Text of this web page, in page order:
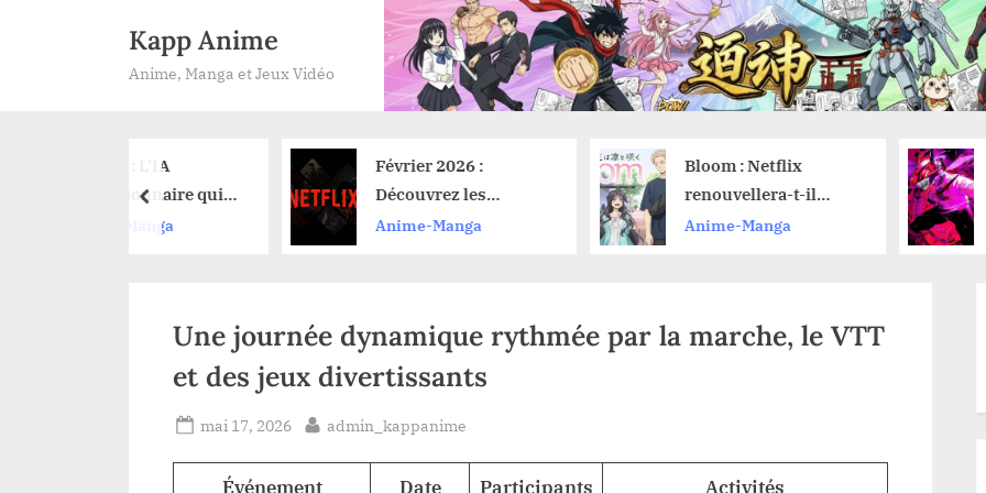
Kapp Anime
Anime, Manga et Jeux Vidéo
Février 2026 :
Découvrez les
nouveautés anime sur
Netflix et leurs dates
Anime-Manga
Bloom : Netflix
renouvellera-t-il
l’anime pour une
saison 2 ?
Anime-Manga
Chainsaw
reprendre la
du manga
vu le film de
Anime-Manga
prev
Une journée dynamique rythmée par la marche, le VTT
et des jeux divertissants
Posted
mai 17, 2026 By
admin_kappanime
Événement Date Participants Activités